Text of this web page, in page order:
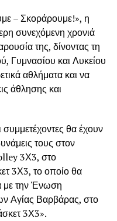
– Σκοράρουμε!», η
συνεχόμενη χρονιά
της, δίνοντας τη
Γυμνασίου και Λυκείου
αθλήματα και να
άθλησης και
θα έχουν
τους στον
3Χ3, στο
3Χ3, το οποίο θα
με την Ένωση
Αγίας Βαρβάρας, στο
3Χ3».